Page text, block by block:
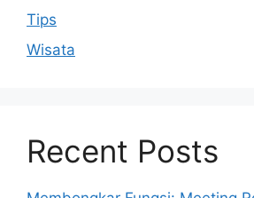
Tips
Wisata
Recent Posts